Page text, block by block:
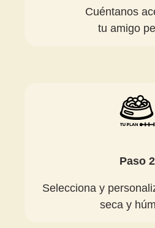
Cuéntanos
tu amigo
Paso 2
Selecciona y
seca y